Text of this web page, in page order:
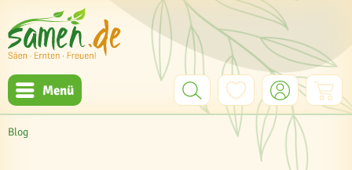
Menü
Blog